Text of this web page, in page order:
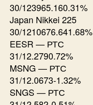
30/123965.160.31%
Japan Nikkei 225
30/1210676.641.68%
EESR — РТС
31/12.2790.72%
MSNG — РТС
31/12.0673-1.32%
SNGS — РТС